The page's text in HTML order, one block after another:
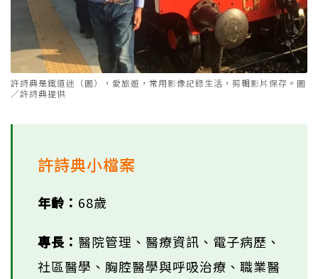
許詩典是鐵道迷（圖），愛旅遊，常用影像記錄生活，剪輯影片保存。圖
／許詩典提供
許詩典小檔案
年齡： 68歲
專長： 醫院管理、醫療資訊、電子病歷、
社區醫學、胸腔醫學與呼吸治療、職業醫